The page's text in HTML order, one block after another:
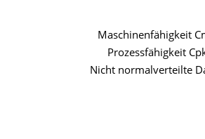
Maschinenfähigkeit
Prozessfähigkeit
Nicht normalverteilte